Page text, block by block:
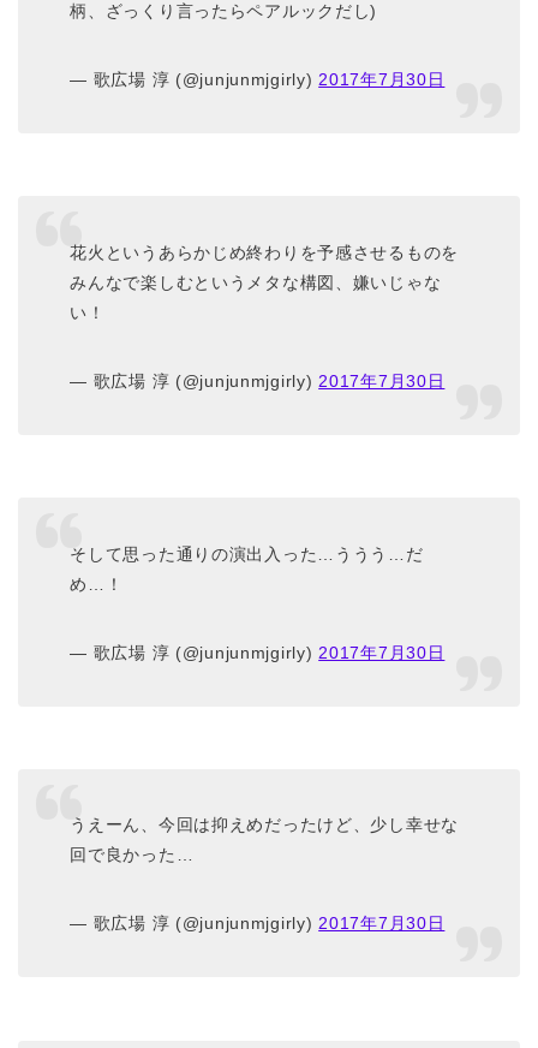
柄、ざっくり言ったらペアルックだし)
— 歌広場 淳 (@junjunmjgirly)2017年7月30日
花火というあらかじめ終わりを予感させるものを
みんなで楽しむというメタな構図、嫌いじゃな
い！
— 歌広場 淳 (@junjunmjgirly) 2017年7月30日
そして思った通りの演出入った…ううう…だ
め…！
— 歌広場 淳 (@junjunmjgirly) 2017年7月30日
うえーん、今回は抑えめだったけど、少し幸せな
回で良かった…
— 歌広場 淳 (@junjunmjgirly)2017年7月30日